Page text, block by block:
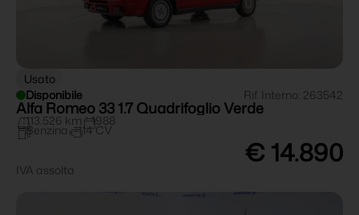
Usato
Disponibile
Rif. Interno: 263542
Alfa Romeo 33 1.7 Quadrifoglio Verde
113.526 km 1988
Benzina 114 CV
€ 14.890
IVA assolta